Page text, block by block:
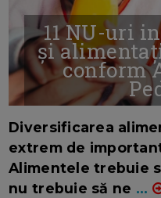
11 NU-uri
și
conform
Diversificarea
extrem de
Alimentele trebuie
nu trebuie să ne ...